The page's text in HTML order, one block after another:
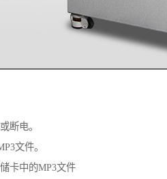
断电。
文件。
卡中的MP3文件